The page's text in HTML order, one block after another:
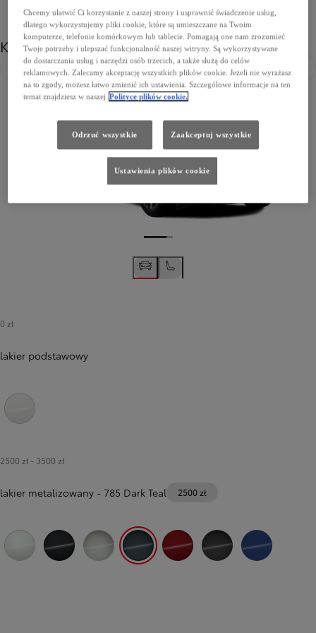
Kolor
Poprzedni
0 zł
lakier podstawowy
2500 zł - 3500 zł
lakier metalizowany - 785 Dark Teal 2500 zł
1L0 Shimmering Silver
785 Dark Teal
Chcemy ułatwić Ci korzystanie z naszej strony i usprawnić świadczenie usług,
dlatego wykorzystujemy pliki cookie, które są umieszczane na Twoim
komputerze, telefonie komórkowym lub tablecie. Pomagają one nam zrozumieć
Twoje potrzeby i ulepszać funkcjonalność naszej witryny. Są wykorzystywane
do dostarczania usług i narzędzi osób trzecich, a także służą do celów
reklamowych. Zalecamy akceptację wszystkich plików cookie. Jeżeli nie wyrażasz
na to zgody, możesz łatwo zmienić ich ustawienia. Szczegółowe informacje na ten
temat znajdziesz w naszej Polityce plików cookie.
Odrzuć wszystkie Zaakceptuj wszystkie
Ustawienia plików cookie